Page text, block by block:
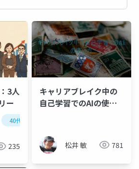
3人
ー
40代から
235
キャリアブレイク中の
自己学習でのAIの使い
松井 敏 781